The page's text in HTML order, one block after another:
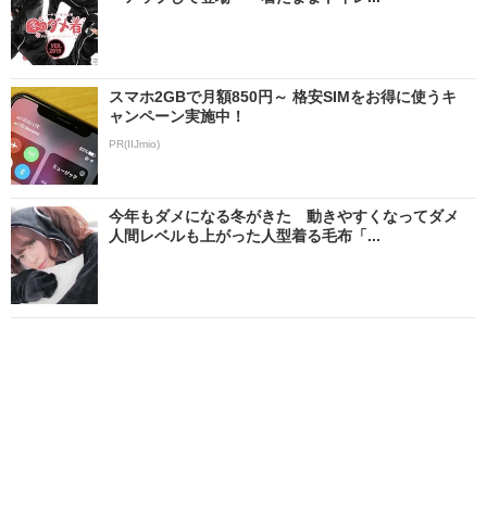
スマホ2GBで月額850円～ 格安SIMをお得に使うキ
ャンペーン実施中！
PR(IIJmio)
今年もダメになる冬がきた 動きやすくなってダメ
人間レベルも上がった人型着る毛布「...